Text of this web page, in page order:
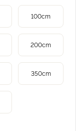
100cm
200cm
350cm